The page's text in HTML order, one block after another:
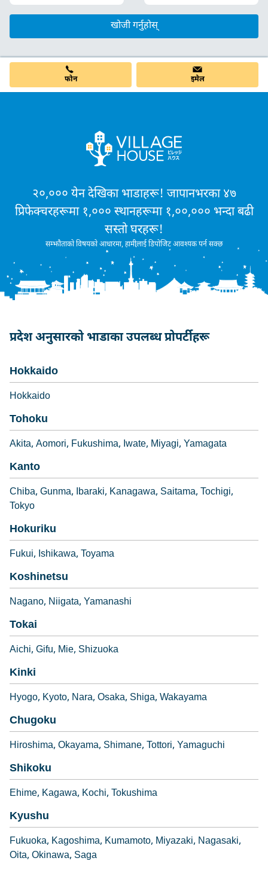
खोजी गर्नुहोस्
फोन इमेल
२०,००० येन देखिका भाडाहरू! जापानभरका ४७
प्रिफेक्चरहरूमा १,००० स्थानहरूमा १,००,००० भन्दा बढी
सस्तो घरहरू!
सम्झौताको विषयको आधारमा, हामीलाई डिपोजिट आवश्यक पर्न सक्छ
प्रदेश अनुसारको भाडाका उपलब्ध प्रोपर्टीहरू
Hokkaido
Hokkaido
Tohoku
Akita Aomori Fukushima Iwate Miyagi Yamagata
Kanto
Chiba Gunma Ibaraki Kanagawa Saitama Tochigi
Tokyo
Hokuriku
Fukui Ishikawa Toyama
Koshinetsu
Nagano Niigata Yamanashi
Tokai
Aichi Gifu Mie Shizuoka
Kinki
Hyogo Kyoto Nara Osaka Shiga Wakayama
Chugoku
Hiroshima Okayama Shimane Tottori Yamaguchi
Shikoku
Ehime Kagawa Kochi Tokushima
Kyushu
Fukuoka Kagoshima Kumamoto Miyazaki Nagasaki
Oita Okinawa Saga